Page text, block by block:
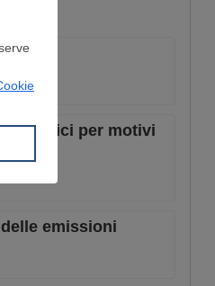
pubblici per motivi
emissioni